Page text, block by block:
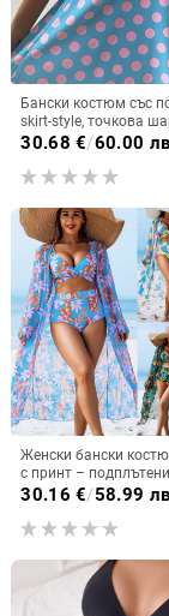
Бански костюм със
skirt-style, точкова
ръкави, полиестер-
материя, подплата
спандекс 95%, 190 g
30.68 €/60.00 лв
Женски бански
с принт –
висока еластичност,
30.16 €/58.99 лв